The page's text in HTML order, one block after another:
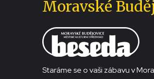
Moravské
Staráme se o vaši zábavu v